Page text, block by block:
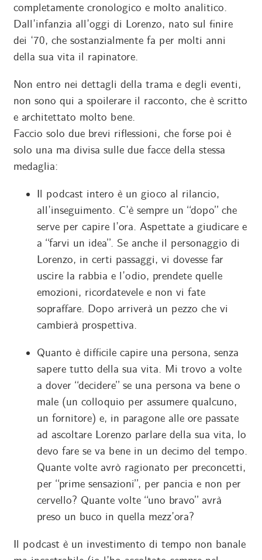
completamente cronologico e molto analitico.
Dall’infanzia all’oggi di Lorenzo, nato sul finire
dei ‘70, che sostanzialmente fa per molti anni
della sua vita il rapinatore.
Non entro nei dettagli della trama e degli eventi,
non sono qui a spoilerare il racconto, che è scritto
e architettato molto bene.
Faccio solo due brevi riflessioni, che forse poi è
solo una ma divisa sulle due facce della stessa
medaglia:
Il podcast intero è un gioco al rilancio,
all’inseguimento. C’è sempre un “dopo” che
serve per capire l’ora. Aspettate a giudicare e
a “farvi un idea”. Se anche il personaggio di
Lorenzo, in certi passaggi, vi dovesse far
uscire la rabbia e l’odio, prendete quelle
emozioni, ricordatevele e non vi fate
sopraffare. Dopo arriverà un pezzo che vi
cambierà prospettiva.
Quanto è difficile capire una persona, senza
sapere tutto della sua vita. Mi trovo a volte
a dover “decidere” se una persona va bene o
male (un colloquio per assumere qualcuno,
un fornitore) e, in paragone alle ore passate
ad ascoltare Lorenzo parlare della sua vita, lo
devo fare se va bene in un decimo del tempo.
Quante volte avrò ragionato per preconcetti,
per “prime sensazioni”, per pancia e non per
cervello? Quante volte “uno bravo” avrà
preso un buco in quella mezz’ora?
Il podcast è un investimento di tempo non banale